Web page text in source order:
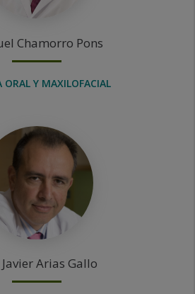
Chamorro Pons
ORAL Y MAXILOFACIAL
Arias Gallo